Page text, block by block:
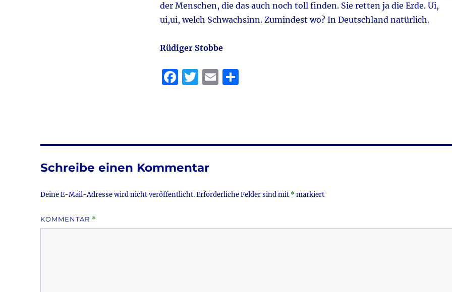
der Menschen, die das auch noch toll finden. Sie retten ja die Erde. Ui,
ui,ui, welch Schwachsinn. Zumindest wo? In Deutschland natürlich.
Rüdiger Stobbe
F
b
o
k
T
r
E T
Schreibe einen Kommentar
Deine E-Mail-Adresse wird nicht veröffentlicht.Erforderliche Felder sind mit *markiert
KOMMENTAR *